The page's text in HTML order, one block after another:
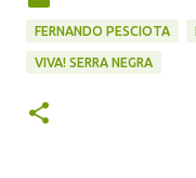
FERNANDO PESCIOTA
VIVA! SERRA NEGRA